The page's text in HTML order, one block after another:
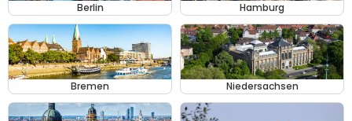
Berlin Hamburg
Bremen Niedersachsen